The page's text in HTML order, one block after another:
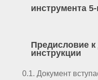
инструмента
Предисловие
инструкции
0.1. Документ